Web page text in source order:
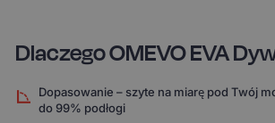
Dlaczego OMEVO EVA
Dopasowanie – szyte na miarę pod Twój
do 99% podłogi